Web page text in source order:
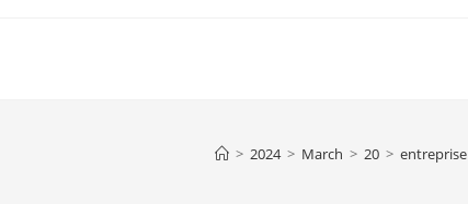
> 2024 > March > 20 > entreprise